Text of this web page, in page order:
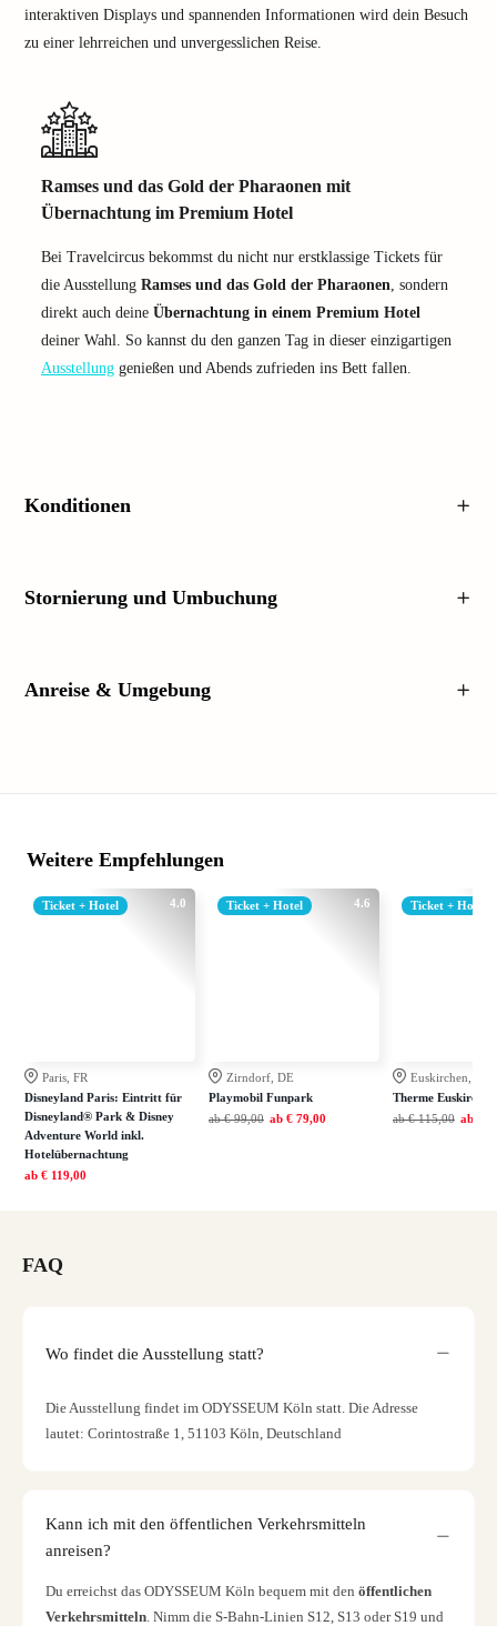
interaktiven Displays und spannenden Informationen wird dein Besuch
zu einer lehrreichen und unvergesslichen Reise.
Ramses und das Gold der Pharaonen mit
Übernachtung im Premium Hotel
Bei Travelcircus bekommst du nicht nur erstklassige Tickets für
die Ausstellung Ramses und das Gold der Pharaonen, sondern
direkt auch deine Übernachtung in einem Premium Hotel
deiner Wahl. So kannst du den ganzen Tag in dieser einzigartigen
Ausstellung genießen und Abends zufrieden ins Bett fallen.
Konditionen
Stornierung und Umbuchung
Anreise & Umgebung
Weitere Empfehlungen
4.0
Ticket + Hotel
Paris, FR
Disneyland Paris: Eintritt für
Disneyland® Park & Disney
Adventure World inkl.
Hotelübernachtung
ab € 119,00
4.6
Ticket + Hotel
Zirndorf, DE
Playmobil Funpark
ab € 99,00 ab € 79,00
Ticket + Hotel
Euskirchen, DE
Therme Euskirchen
ab € 115,00 ab
FAQ
Wo findet die Ausstellung statt?
Die Ausstellung findet im ODYSSEUM Köln statt. Die Adresse
lautet: Corintostraße 1, 51103 Köln, Deutschland
Kann ich mit den öffentlichen Verkehrsmitteln
anreisen?
Du erreichst das ODYSSEUM Köln bequem mit den öffentlichen
Verkehrsmitteln. Nimm die S-Bahn-Linien S12, S13 oder S19 und